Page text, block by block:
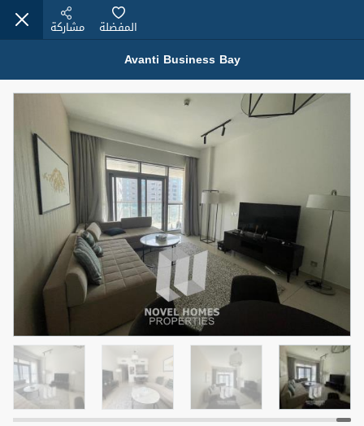
عقارات للبيع (12441)
شقة
1,350,000 درهم
4
سرير
1
حمام
2
المنطقة (متر
مربع)
75.43
المعروض
مفروش/ة جزئيا
حالة
اسم الوسيط
MOHAMMED ARSHAD SAIYED
رقم الوسيط
أتصل الأن
5 أشهر +
Avanti Business Bay
المفضلة مشاركة